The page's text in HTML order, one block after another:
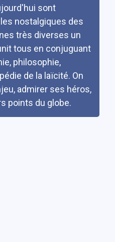
sont
nostalgiques des
très diverses un
tous en conjuguant
philosophie,
de la laïcité. On
admirer ses héros,
points du globe.